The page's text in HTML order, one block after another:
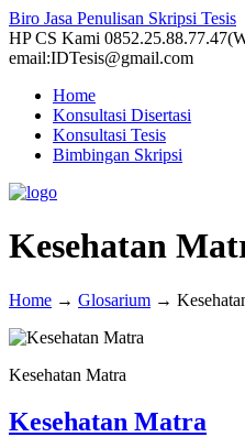
Biro Jasa Penulisan Skripsi Tesis
HP CS Kami
email:IDTesis@gmail.com
Home
Konsultasi Disertasi
Konsultasi Tesis
Bimbingan Skripsi
Kesehatan
Home → Glosarium →
Kesehatan Matra
Kesehatan Matra